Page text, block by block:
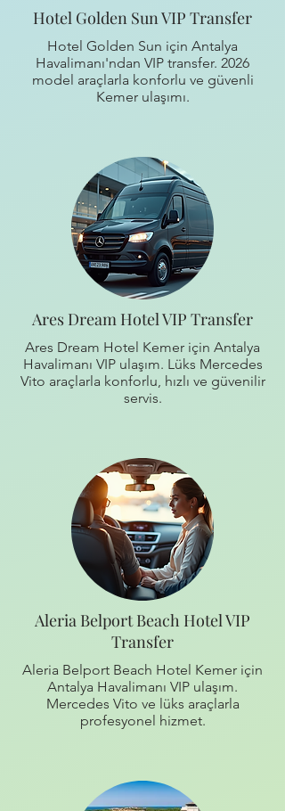
Hotel Golden Sun VIP Transfer
Hotel Golden Sun için Antalya
Havalimanı'ndan VIP transfer. 2026
model araçlarla konforlu ve güvenli
Kemer ulaşımı.
Ares Dream Hotel VIP Transfer
Ares Dream Hotel Kemer için Antalya
Havalimanı VIP ulaşım. Lüks Mercedes
Vito araçlarla konforlu, hızlı ve güvenilir
servis.
Aleria Belport Beach Hotel VIP
Transfer
Aleria Belport Beach Hotel Kemer için
Antalya Havalimanı VIP ulaşım.
Mercedes Vito ve lüks araçlarla
profesyonel hizmet.